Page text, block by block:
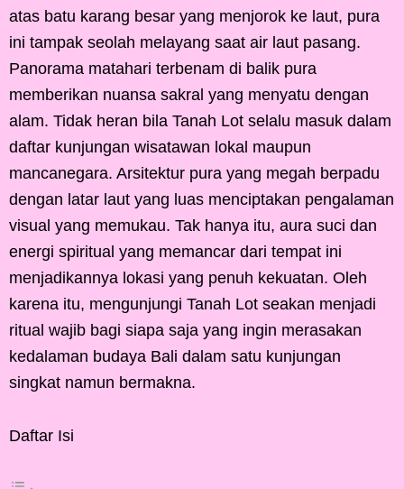
atas batu karang besar yang menjorok ke laut, pura
ini tampak seolah melayang saat air laut pasang.
Panorama matahari terbenam di balik pura
memberikan nuansa sakral yang menyatu dengan
alam. Tidak heran bila Tanah Lot selalu masuk dalam
daftar kunjungan wisatawan lokal maupun
mancanegara. Arsitektur pura yang megah berpadu
dengan latar laut yang luas menciptakan pengalaman
visual yang memukau. Tak hanya itu, aura suci dan
energi spiritual yang memancar dari tempat ini
menjadikannya lokasi yang penuh kekuatan. Oleh
karena itu, mengunjungi Tanah Lot seakan menjadi
ritual wajib bagi siapa saja yang ingin merasakan
kedalaman budaya Bali dalam satu kunjungan
singkat namun bermakna.
Daftar Isi